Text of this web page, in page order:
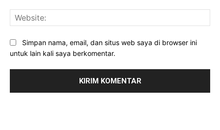
Simpan nama, email, dan situs web saya di browser ini
untuk lain kali saya berkomentar.